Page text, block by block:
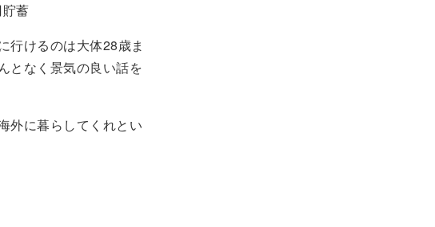
蓄
行けるのは大体28歳ま
となく景気の良い話を
外に暮らしてくれとい